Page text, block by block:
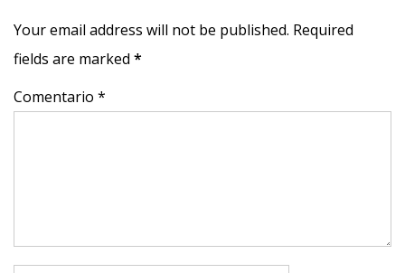
Your email address will not be published. Required
fields are marked *
Comentario *